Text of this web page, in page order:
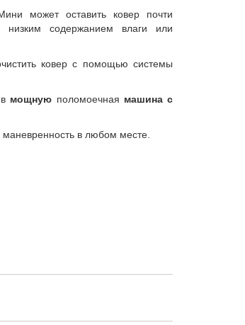
может оставить ковер почти
низким содержанием влаги или
ковер с помощью системы
мощную поломоечная машина с
в любом месте.